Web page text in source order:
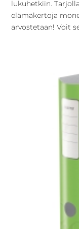
lukuhetkiin.
elämäkertoja
arvostetaan! Voit